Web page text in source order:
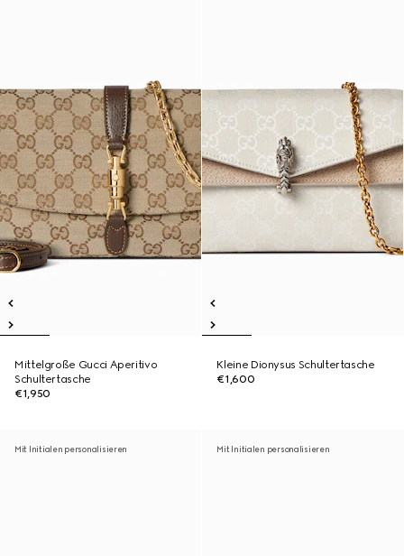
Mittelgroße Gucci Aperitivo
Schultertasche
€1,950
Kleine Dionysus Schultertasche
€1,600
Mit Initialen personalisieren Mit Initialen personalisieren